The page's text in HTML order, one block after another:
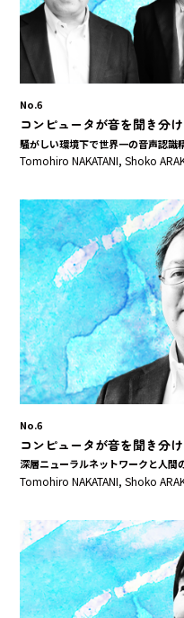
No.6
コンピュータが音を聞き分
騒がしい環境下で世界一の音声認識
Tomohiro NAKATANI, Shoko
No.6
コンピュータが音を聞き分
深層ニューラルネットワークと人間
Tomohiro NAKATANI, Shoko